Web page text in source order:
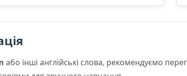
або інші англійські слова, рекомендуємо